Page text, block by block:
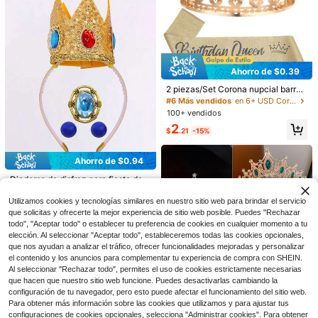
3/1 pieza Peine de pelo francés, her
ramienta de peinado de moño para
mujer, estilo INS, esencial para toda
s las estaciones, accesorio de mod
a para el cabello para ir al trabajo/ci
ta/uso diario, extensión de moño
#10 Más vendidos
100+ vendidos
$1.80 -10%
Ahorro de $0.50
e pelo BB con estrella de cinco punt
as de colores para mujer, pinzas lin
das y dulces para el flequillo lateral,
adecuadas para peinados de mujer,
accesorios de moda, uso diario, pla
ya, boda, salida nocturna, accesori
os para el cabello de niñas, pinzas
para el cabello, pinzas de garra, ad
ornos para la cabeza, vacaciones, r
egalos festivos
800+ vendidos
con cupón
Ahorro de $0.94
Diadema de disfraz para fiesta de c
ndientes con insignia, accesorios p
ara disfrazarse, accesorios para el
cabello para juegos de rol
#6 Más vendidos
en 0~4 USD Coronas y coronas
¡Casi agotado!
¡Casi agotado!
¡Casi agotado!
#6 Más vendidos
en 0~4 USD Coronas y coronas
¡Casi agotado!
500+ vendidos
$3.26 -22% con cupón
Ahorro de $0.39
2 piezas/Set Corona nupcial barroc
a + Correa para el hombro, Set "Rei
na de cumpleaños", Tocado de cor
ona nupcial, Boda/Cumpleaños/Fie
sta de Navidad, Adecuado para muj
eres, Tocado para fiesta de máscar
as, Coronas, Tiara, Enredadera par
a el cabello, Accesorios
#6 Más vendidos
en 6+ USD Coronas y coronas
100+ vendidos
$2.21 -15%
Utilizamos cookies y tecnologías similares en nuestro sitio web para brindar el servicio
que solicitas y ofrecerte la mejor experiencia de sitio web posible. Puedes "Rechazar
todo", "Aceptar todo" o establecer tu preferencia de cookies en cualquier momento a tu
elección. Al seleccionar "Aceptar todo", estableceremos todas las cookies opcionales,
que nos ayudan a analizar el tráfico, ofrecer funcionalidades mejoradas y personalizar
el contenido y los anuncios para complementar tu experiencia de compra con SHEIN.
Al seleccionar "Rechazar todo", permites el uso de cookies estrictamente necesarias
que hacen que nuestro sitio web funcione. Puedes desactivarlas cambiando la
configuración de tu navegador, pero esto puede afectar el funcionamiento del sitio web.
Para obtener más información sobre las cookies que utilizamos y para ajustar tus
configuraciones de cookies opcionales, selecciona "Administrar cookies". Para obtener